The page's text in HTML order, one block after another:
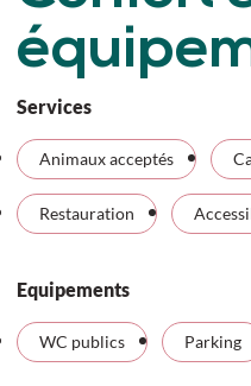
Services
Animaux acceptés
Restauration
Equipements
WC publics Parking